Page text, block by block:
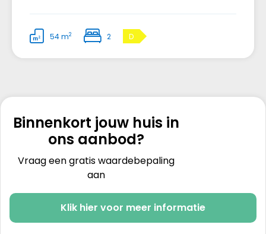
54 m2 2 D
Binnenkort jouw huis in
ons aanbod?
Vraag een gratis waardebepaling
aan
Klik hier voor meer informatie